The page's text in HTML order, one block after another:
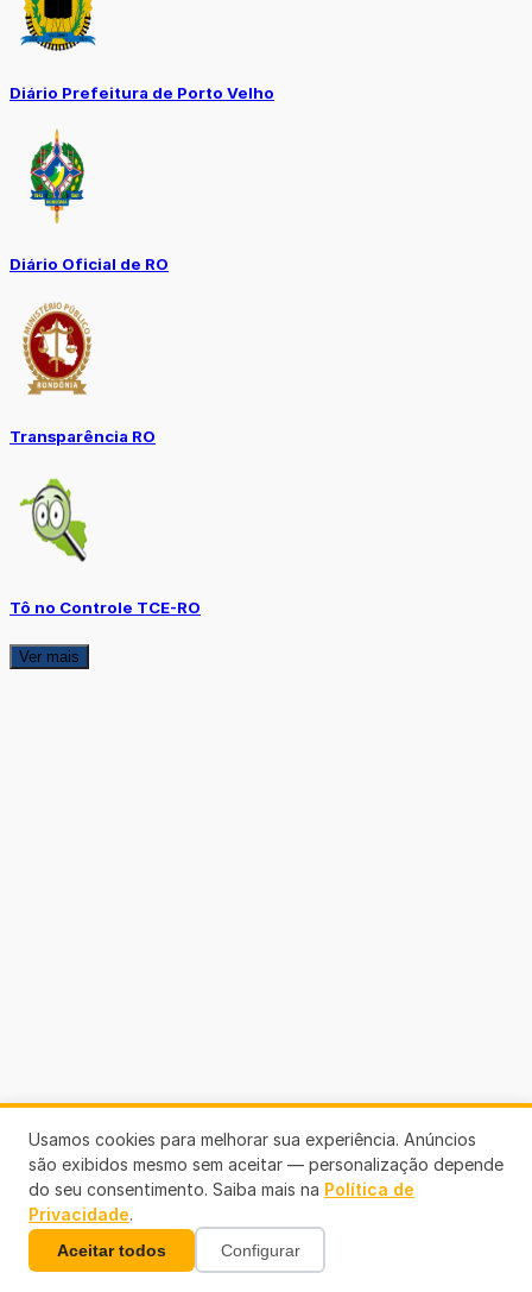
Diário Prefeitura de Porto Velho
Diário Oficial de RO
Transparência RO
Tô no Controle TCE-RO
Ver mais
Usamos cookies para melhorar sua experiência. Anúncios
são exibidos mesmo sem aceitar — personalização depende
do seu consentimento. Saiba mais na Política de
Privacidade.
Aceitar todos Configurar